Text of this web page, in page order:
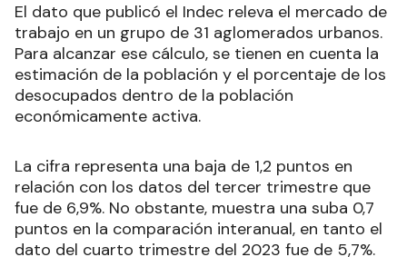
El dato que publicó el Indec releva el mercado de
trabajo en un grupo de 31 aglomerados urbanos.
Para alcanzar ese cálculo, se tienen en cuenta la
estimación de la población y el porcentaje de los
desocupados dentro de la población
económicamente activa.
La cifra representa una baja de 1,2 puntos en
relación con los datos del tercer trimestre que
fue de 6,9%. No obstante, muestra una suba 0,7
puntos en la comparación interanual, en tanto el
dato del cuarto trimestre del 2023 fue de 5,7%.